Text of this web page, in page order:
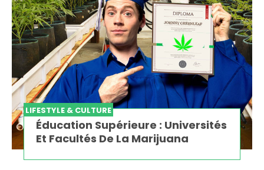
LIFESTYLE & CULTURE
Éducation Supérieure : Universités
Et Facultés De La Marijuana